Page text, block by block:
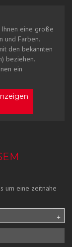
eine große
und Farben.
den bekannten
beziehen.
ein
um eine zeitnahe